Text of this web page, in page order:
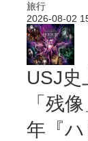
旅行
2026-08-02
USJ史
「残
年『